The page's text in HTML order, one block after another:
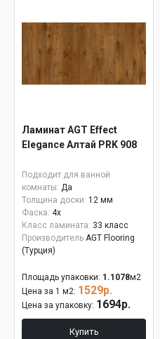
Ламинат AGT Effect
Elegance Алтай PRK 908
Подходит для ванной
комнаты: Да
Толщина доски: 12 мм
Фаска: 4x
Класс ламината: 33 класс
Производитель AGT Flooring
(Турция)
Площадь упаковки: 1.1078м2
Цена за 1 м2: 1529р.
Цена за упаковку: 1694р.
Купить